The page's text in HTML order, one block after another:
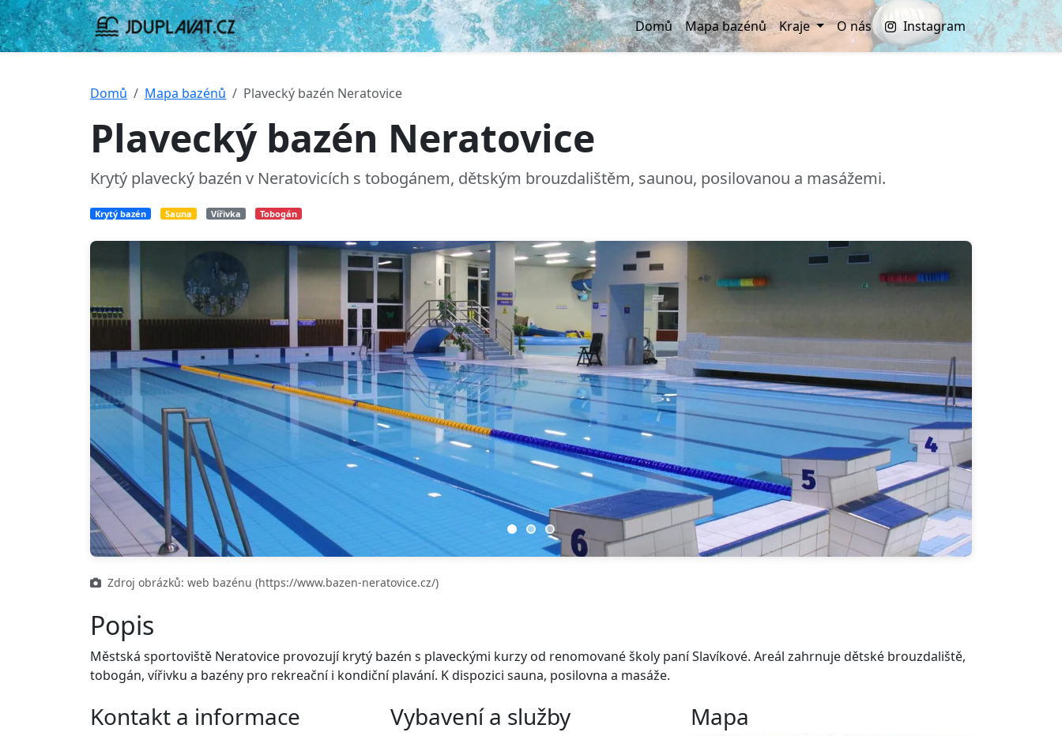
Domů Mapa bazénů Kraje O nás Instagram
Domů Mapa bazénů Plavecký bazén Neratovice
Plavecký bazén Neratovice
Krytý plavecký bazén v Neratovicích s tobogánem, dětským brouzdalištěm, saunou, posilovanou a masážemi.
Krytý bazén Sauna Vířivka Tobogán
Zdroj obrázků: web bazénu (https://www.bazen-neratovice.cz/)
Popis
Městská sportoviště Neratovice provozují krytý bazén s plaveckými kurzy od renomované školy paní Slavíkové. Areál zahrnuje dětské brouzdaliště,
tobogán, vířivku a bazény pro rekreační i kondiční plavání. K dispozici sauna, posilovna a masáže.
Kontakt a informace Vybavení a služby Mapa